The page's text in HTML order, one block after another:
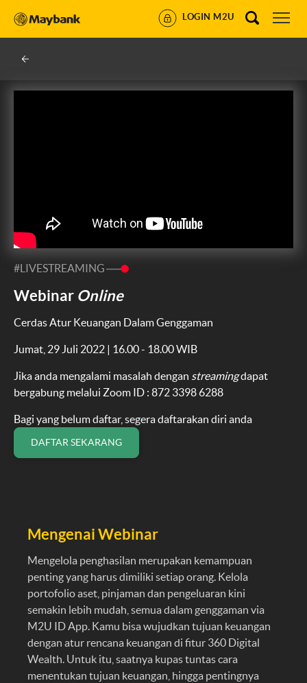
LOGIN M2U
#LIVESTREAMING
Webinar Online
Cerdas Atur Keuangan Dalam Genggaman
Jumat, 29 Juli 2022 | 16.00 - 18.00 WIB
Jika anda mengalami masalah dengan streamingdapat
bergabung melalui Zoom ID : 872 3398 6288
Bagi yang belum daftar, segera daftarakan diri anda
DAFTAR SEKARANG
Mengenai Webinar
Mengelola penghasilan merupakan kemampuan
penting yang harus dimiliki setiap orang. Kelola
portofolio aset, pinjaman dan pengeluaran kini
semakin lebih mudah, semua dalam genggaman via
M2U ID App. Kamu bisa wujudkan tujuan keuangan
dengan atur rencana keuangan di fitur 360 Digital
Wealth. Untuk itu, saatnya kupas tuntas cara
menentukan tujuan keuangan, hingga pentingnya